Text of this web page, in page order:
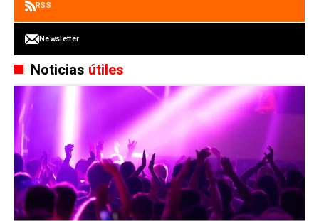
RSS
Newsletter
Noticias útiles